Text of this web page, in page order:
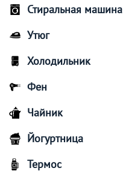
Стиральная машина
Утюг
Холодильник
Фен
Чайник
Йогуртница
Термос